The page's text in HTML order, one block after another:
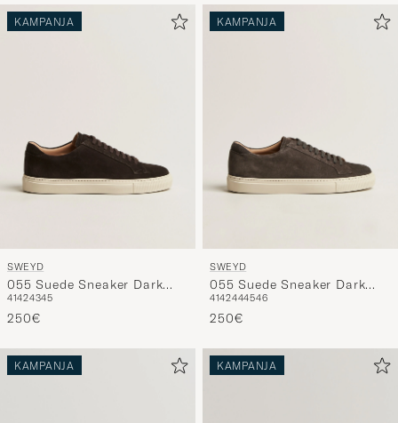
KAMPANJA
055 Suede Sneaker Dark
Brown
41424345
KAMPANJA
055 Suede Sneaker Dark
Grey
4142444546
KAMPANJA KAMPANJA